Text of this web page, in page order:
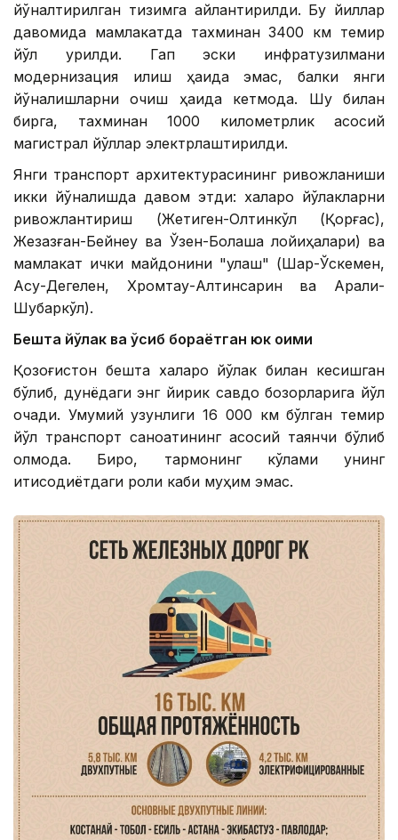
йўналтирилган тизимга айлантирилди. Бу йиллар
давомида мамлакатда тахминан 3400 км темир
йўл қурилди. Гап эски инфратузилмани
модернизация қилиш ҳақида эмас, балки янги
йўналишларни очиш ҳақида кетмоқда. Шу билан
бирга, тахминан 1000 километрлик асосий
магистрал йўллар электрлаштирилди.
Янги транспорт архитектурасининг ривожланиши
икки йўналишда давом этди: халқаро йўлакларни
ривожлантириш (Жетиген-Олтинкўл (Қорғас),
Жезқазған-Бейнеу ва Ўзен-Болашақ лойиҳалари) ва
мамлакат ички майдонини "улаш" (Шар-Ўскемен,
Ақсу-Дегелен, Хромтау-Алтинсарин ва Арқалиқ-
Шубаркўл).
Бешта йўлак ва ўсиб бораётган юк оқими
Қозоғистон бешта халқаро йўлак билан кесишган
бўлиб, дунёдаги энг йирик савдо бозорларига йўл
очади. Умумий узунлиги 16 000 км бўлган темир
йўл транспорт саноатининг асосий таянчи бўлиб
қолмоқда. Бироқ, тармоқнинг кўлами унинг
иқтисодиётдаги роли каби муҳим эмас.